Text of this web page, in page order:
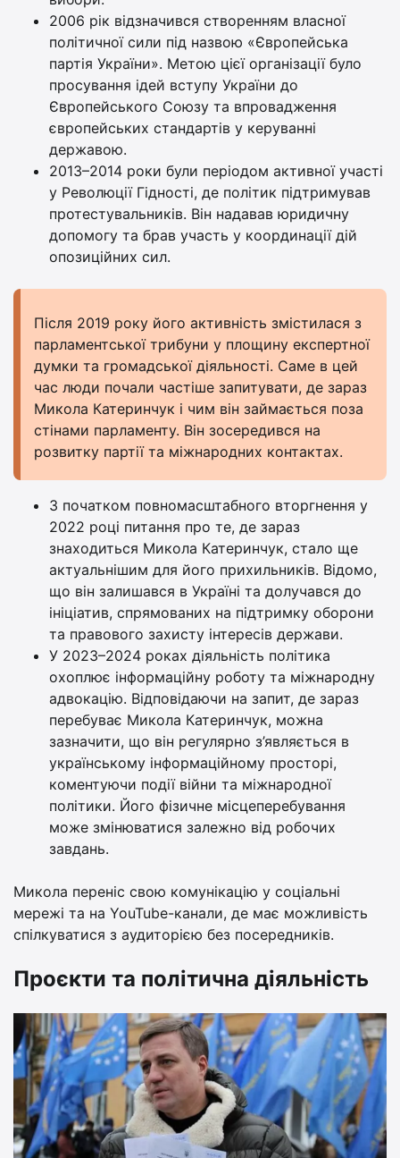
2006 рік відзначився створенням власної
політичної сили під назвою «Європейська
партія України». Метою цієї організації було
просування ідей вступу України до
Європейського Союзу та впровадження
європейських стандартів у керуванні
державою.
2013–2014 роки були періодом активної участі
у Революції Гідності, де політик підтримував
протестувальників. Він надавав юридичну
допомогу та брав участь у координації дій
опозиційних сил.
Після 2019 року його активність змістилася з
парламентської трибуни у площину експертної
думки та громадської діяльності. Саме в цей
час люди почали частіше запитувати, де зараз
Микола Катеринчук і чим він займається поза
стінами парламенту. Він зосередився на
розвитку партії та міжнародних контактах.
З початком повномасштабного вторгнення у
2022 році питання про те, де зараз
знаходиться Микола Катеринчук, стало ще
актуальнішим для його прихильників. Відомо,
що він залишався в Україні та долучався до
ініціатив, спрямованих на підтримку оборони
та правового захисту інтересів держави.
У 2023–2024 роках діяльність політика
охоплює інформаційну роботу та міжнародну
адвокацію. Відповідаючи на запит, де зараз
перебуває Микола Катеринчук, можна
зазначити, що він регулярно з’являється в
українському інформаційному просторі,
коментуючи події війни та міжнародної
політики. Його фізичне місцеперебування
може змінюватися залежно від робочих
завдань.
Микола переніс свою комунікацію у соціальні
мережі та на YouTube-канали, де має можливість
спілкуватися з аудиторією без посередників.
Проєкти та політична діяльність